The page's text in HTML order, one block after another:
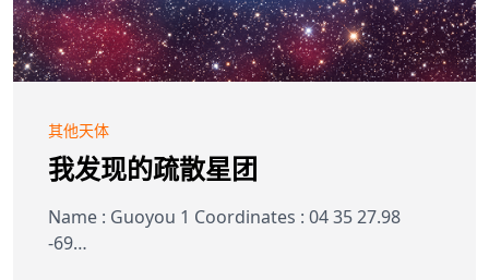
其他天体
我发现的疏散星团
Name : Guoyou 1 Coordinates : 04 35 27.98
-69…